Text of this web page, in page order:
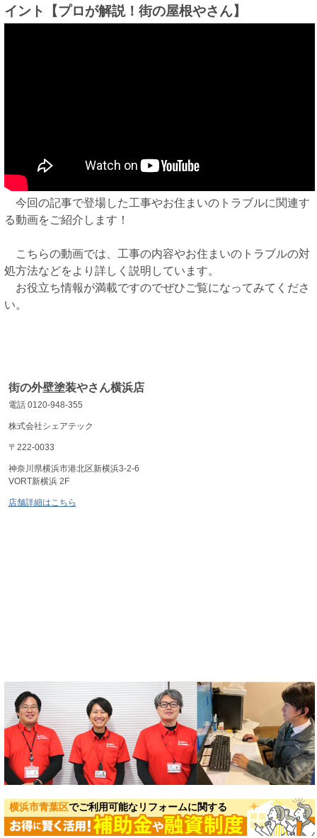
イント【プロが解説！街の屋根やさん】
今回の記事で登場した工事やお住まいのトラブルに関連す
る動画をご紹介します！
こちらの動画では、工事の内容やお住まいのトラブルの対
処方法などをより詳しく説明しています。
お役立ち情報が満載ですのでぜひご覧になってみてくださ
い。
街の外壁塗装やさん横浜店
電話 0120-948-355
株式会社シェアテック
〒222-0033
神奈川県横浜市港北区新横浜3-2-6
VORT新横浜 2F
店舗詳細はこちら
横浜市青葉区でご利用可能なリフォームに関する